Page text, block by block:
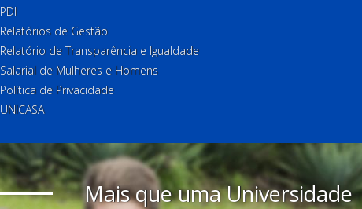
PDI
Relatórios de Gestão
Relatório de Transparência e Igualdade
Salarial de Mulheres e Homens
Política de Privacidade
UNICASA
Mais que uma Universidade